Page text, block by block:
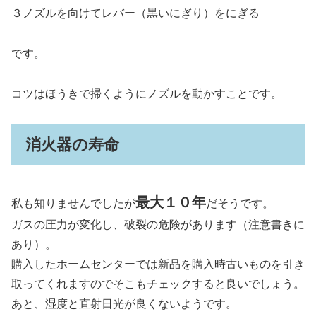
３ノズルを向けてレバー（黒いにぎり）をにぎる
です。
コツはほうきで掃くようにノズルを動かすことです。
消火器の寿命
私も知りませんでしたが最大１０年だそうです。
ガスの圧力が変化し、破裂の危険があります（注意書きに
あり）。
購入したホームセンターでは新品を購入時古いものを引き
取ってくれますのでそこもチェックすると良いでしょう。
あと、湿度と直射日光が良くないようです。